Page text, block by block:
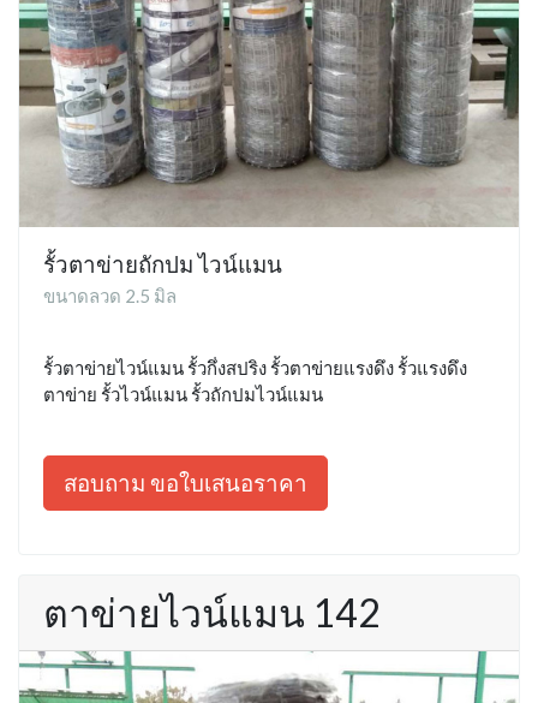
รั้วตาข่ายถักปม ไวน์แมน
ขนาดลวด 2.5 มิล
รั้วตาข่ายไวน์แมน รั้วกึ่งสปริง รั้วตาข่ายแรงดึง รั้วแรงดึง
ตาข่าย รั้วไวน์แมน รั้วถักปมไวน์แมน
สอบถาม ขอใบเสนอราคา
ตาข่ายไวน์แมน 142